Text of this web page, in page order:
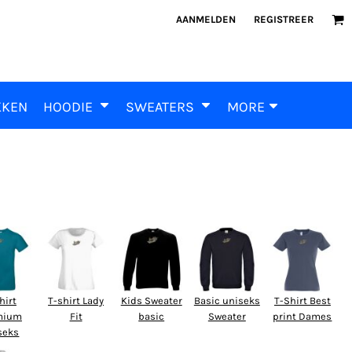
AANMELDEN REGISTREER
HOODIE SWEATERS MORE
T-shirt Lady
Fit
Kids Sweater
basic
Basic uniseks
Sweater
T-Shirt Best
print Dames